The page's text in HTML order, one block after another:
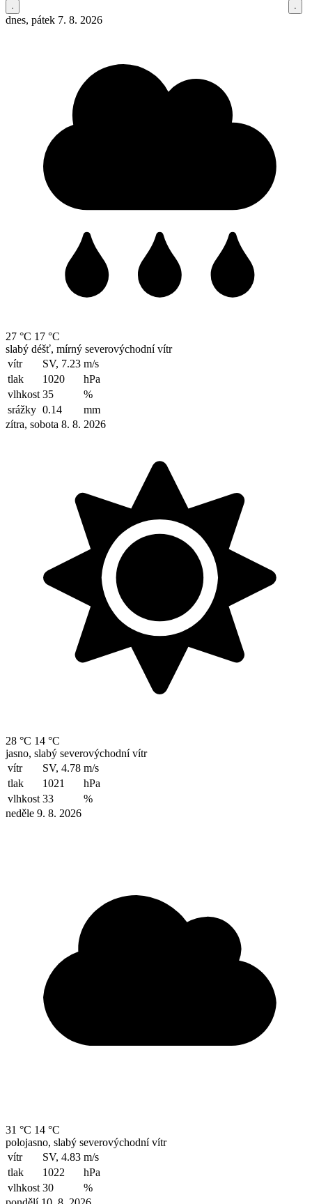
dnes, pátek 7. 8. 2026
27 °C 17 °C
slabý déšť, mírný severovýchodní vítr
vítr
SV, 7.23 m/s
tlak
1020
hPa
vlhkost 35
%
srážky 0.14
mm
zítra, sobota 8. 8. 2026
28 °C 14 °C
jasno, slabý severovýchodní vítr
vítr
SV, 4.78 m/s
tlak
1021
hPa
vlhkost 33
%
neděle 9. 8. 2026
31 °C 14 °C
polojasno, slabý severovýchodní vítr
vítr
SV, 4.83 m/s
tlak
1022
hPa
vlhkost 30
%